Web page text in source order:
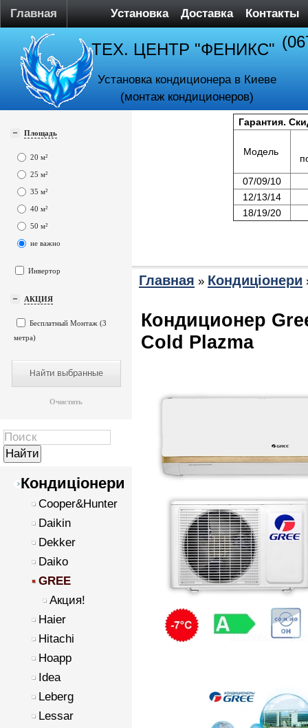
Главная Установка Доставка Контакты
ТЕХ. ЦЕНТР "ФЕНИКС"
Установка кондиционера в Киеве
(монтаж кондиционеров)
Площадь
20 м²
25 м²
35 м²
40 м²
50 м²
не важно
Инвертор
АКЦИЯ
Бесплатный Монтаж (3
метра)
Очистить
Кондиціонери
Cooper&Hunter
Daikin
Dekker
Daiko
GREE
Акция!
Haier
Hitachi
Hoapp
Idea
Leberg
Lessar
Гарантия.
Модель
07/09/10
12/13/14
18/19/20
Главная » Кондиціонери
Кондиционер
Cold Plazma